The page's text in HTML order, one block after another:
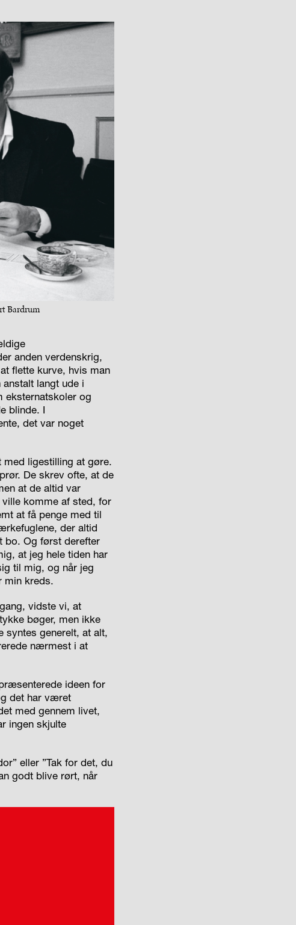
Bardrum
anden verdenskrig,
flette kurve, hvis man
langt ude i
eksternatskoler og
blinde. I
det var noget
med ligestilling at gøre.
De skrev ofte, at de
at de altid var
ville komme af sted, for
at få penge med til
der altid
bo. Og først derefter
at jeg hele tiden har
til mig, og når jeg
min kreds.
vidste vi, at
bøger, men ikke
syntes generelt, at alt,
nærmest i at
ideen for
det har været
med gennem livet,
ingen skjulte
eller ”Tak for det, du
godt blive rørt, når